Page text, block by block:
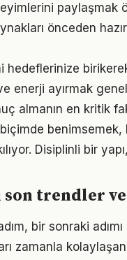
paylaşmak
önceden
enerji ayırmak
almanın en kritik
Disiplinli bir
son trendler
bir sonraki
zamanla